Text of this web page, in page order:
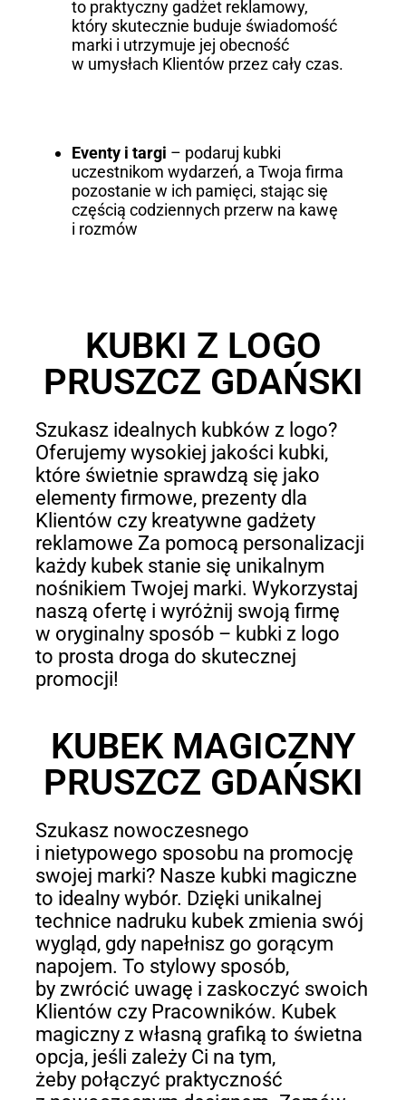
to praktyczny gadżet reklamowy,
który skutecznie buduje świadomość
marki i utrzymuje jej obecność
w umysłach Klientów przez cały czas.
Eventy i targi – podaruj kubki
uczestnikom wydarzeń, a Twoja firma
pozostanie w ich pamięci, stając się
częścią codziennych przerw na kawę
i rozmów
KUBKI Z LOGO
PRUSZCZ GDAŃSKI
Szukasz idealnych kubków z logo?
Oferujemy wysokiej jakości kubki,
które świetnie sprawdzą się jako
elementy firmowe, prezenty dla
Klientów czy kreatywne gadżety
reklamowe Za pomocą personalizacji
każdy kubek stanie się unikalnym
nośnikiem Twojej marki. Wykorzystaj
naszą ofertę i wyróżnij swoją firmę
w oryginalny sposób – kubki z logo
to prosta droga do skutecznej
promocji!
KUBEK MAGICZNY
PRUSZCZ GDAŃSKI
Szukasz nowoczesnego
i nietypowego sposobu na promocję
swojej marki? Nasze kubki magiczne
to idealny wybór. Dzięki unikalnej
technice nadruku kubek zmienia swój
wygląd, gdy napełnisz go gorącym
napojem. To stylowy sposób,
by zwrócić uwagę i zaskoczyć swoich
Klientów czy Pracowników. Kubek
magiczny z własną grafiką to świetna
opcja, jeśli zależy Ci na tym,
żeby połączyć praktyczność